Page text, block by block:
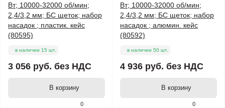
0
Вт; 10000-32000 об/мин;
2,4/3,2 мм; БС щеток; набор
насадок ; пластик. кейс
(80595)
в наличии 15 шт.
3 056 руб. без НДС
В корзину
0
Вт; 10000-32000 об/мин;
2,4/3,2 мм; БС щеток; набор
насадок ; алюмин. кейс
(80592)
в наличии 50 шт.
4 936 руб. без НДС
В корзину